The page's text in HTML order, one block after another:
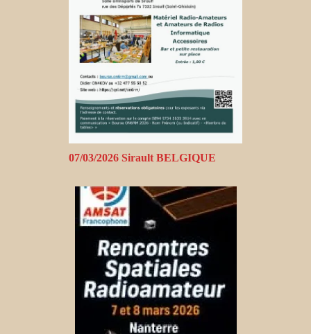
07/03/2026 Sirault BELGIQUE